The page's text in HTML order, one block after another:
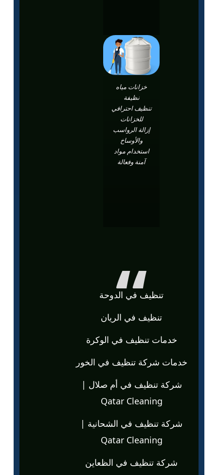
خزانات مياه
نظيفة
تنظيف احترافي
للخزانات
إزالة الرواسب
والأوساخ
استخدام مواد
آمنة وفعالة
تنظيف في الدوحة
تنظيف في الريان
خدمات تنظيف في الوكرة
خدمات شركة تنظيف في الخور
شركة تنظيف في أم صلال |
Qatar Cleaning
شركة تنظيف في الشحانية |
Qatar Cleaning
شركة تنظيف في الظعاين